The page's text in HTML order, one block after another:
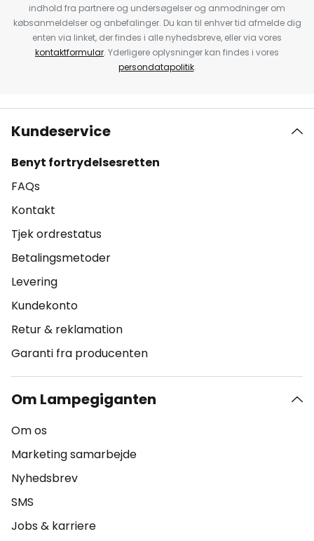
indhold fra partnere og undersøgelser og anmodninger om
købsanmeldelser og anbefalinger. Du kan til enhver tid afmelde dig
enten via linket, der findes i alle nyhedsbreve, eller via vores
kontaktformular. Yderligere oplysninger kan findes i vores
persondatapolitik.
Kundeservice
Benyt fortrydelsesretten
FAQs
Kontakt
Tjek ordrestatus
Betalingsmetoder
Levering
Kundekonto
Retur & reklamation
Garanti fra producenten
Om Lampegiganten
Om os
Marketing samarbejde
Nyhedsbrev
SMS
Jobs & karriere